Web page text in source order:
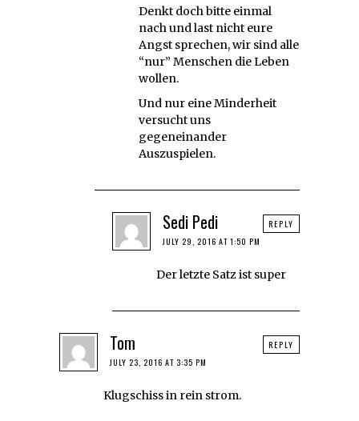
Denkt doch bitte einmal
nach und last nicht eure
Angst sprechen, wir sind alle
“nur” Menschen die Leben
wollen.
Und nur eine Minderheit
versucht uns
gegeneinander
Auszuspielen.
Sedi Pedi
JULY 29, 2016 AT 1:50 PM
Der letzte Satz ist super
REPLY
Tom
JULY 23, 2016 AT 3:35 PM
Klugschiss in rein strom.
REPLY